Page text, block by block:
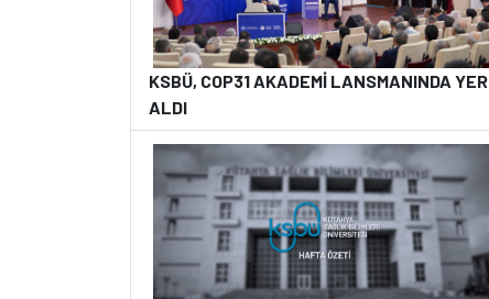
KSBÜ, COP31 AKADEMİ LANSMANINDA YER
ALDI